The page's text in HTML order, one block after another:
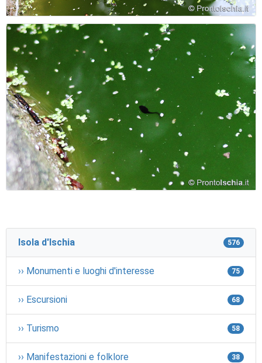
Isola d'Ischia 576
›› Monumenti e luoghi d'interesse 75
›› Escursioni 68
›› Turismo 58
›› Manifestazioni e folklore 38